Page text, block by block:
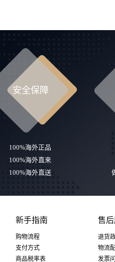
安全保障
100%海外正品
100%海外直来
100%海外直送
新手指南
购物流程
支付方式
商品税率表
售
退货
物流
发票